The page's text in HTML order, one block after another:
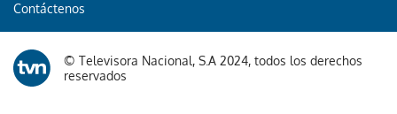
Contáctenos
© Televisora Nacional, S.A 2024, todos los derechos
reservados